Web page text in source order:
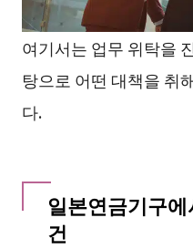
여기서는 업무 위탁을
탕으로 어떤 대책을 취
다.
일본연금기구
건